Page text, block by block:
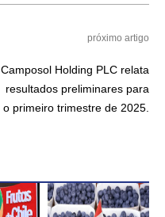
próximo artigo
Camposol Holding PLC relata
resultados preliminares para
o primeiro trimestre de 2025.